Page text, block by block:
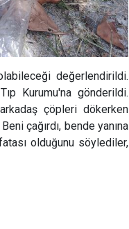
değerlendirildi.
Kurumu'na gönderildi.
çöpleri dökerken
çağırdı, bende yanına
olduğunu söylediler,